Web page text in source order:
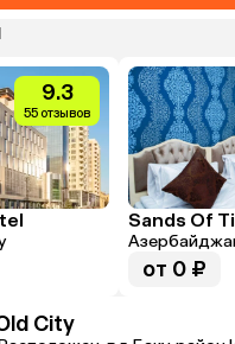
9.3
55 отзывов
Sands Of
от 0 ₽
City